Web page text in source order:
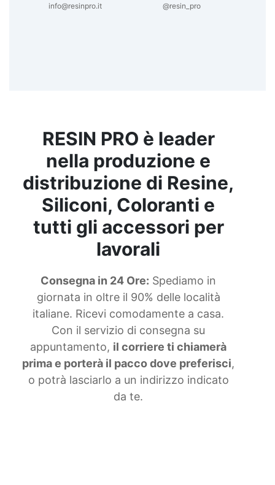
info@resinpro.it @resin_pro
RESIN PRO è leader
nella produzione e
distribuzione di Resine,
Siliconi, Coloranti e
tutti gli accessori per
lavorali
Consegna in 24 Ore: Spediamo in
giornata in oltre il 90% delle località
italiane. Ricevi comodamente a casa.
Con il servizio di consegna su
appuntamento, il corriere ti chiamerà
prima e porterà il pacco dove preferisci,
o potrà lasciarlo a un indirizzo indicato
da te.